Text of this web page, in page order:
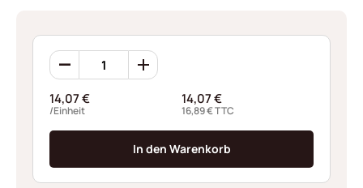
Tellerfedern
PVD010005040XD
14,07€
/Einheit
14,07€
16,89€TTC
In den Warenkorb